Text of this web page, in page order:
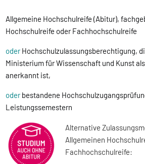
Allgemeine Hochschulreife (Abitur),
Hochschulreife oder Fachhochschulreife
oderHochschulzulassungsberechtigung,
Ministerium für Wissenschaft und Kunst
anerkannt ist,
oderbestandene
Leistungssemestern
Alternative
Allgemeinen
Fachhochschulreife: